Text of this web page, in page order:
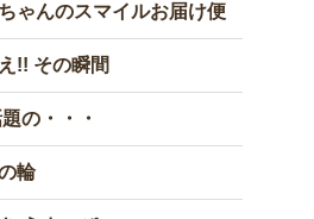
ゃんのスマイルお届け便
!! その瞬間
の・・・
輪